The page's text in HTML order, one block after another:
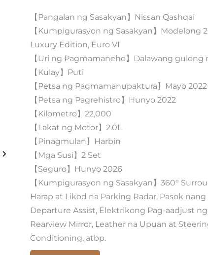
【Pangalan ng Sasakyan】Nissan Qashqai
【Kumpigurasyon ng Sasakyan】Modelong
Luxury Edition, Euro VI
【Uri ng Pagmamaneho】Dalawang
【Kulay】Puti
【Petsa ng Pagmamanupaktura】Mayo 2022
【Petsa ng Pagrehistro】Hunyo 2022
【Kilometro】22,000
【Lakat ng Motor】2.0L
【Pinagmulan】Harbin
【Mga Susi】2 Set
【Seguro】Hunyo 2026
【Kumpigurasyon ng Sasakyan】360°
Harap at Likod na Parking Radar, Pasok
Departure Assist, Elektrikong Pag-aadjust
Rearview Mirror, Leather na Upuan at
Conditioning, atbp.